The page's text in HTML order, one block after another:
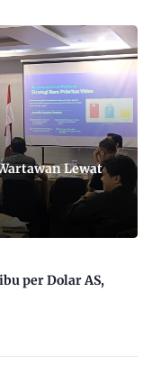
Lewat
per Dolar AS,